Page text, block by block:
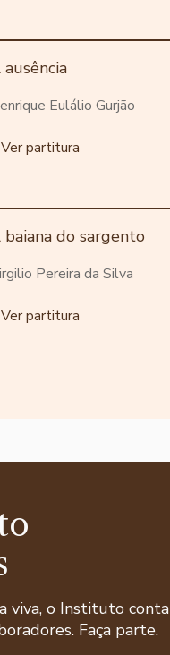
ausência
Eulálio Gurjão
Ver partitura
baiana do sargento
Pereira da Silva
Ver partitura
viva, o Instituto conta
Faça parte.